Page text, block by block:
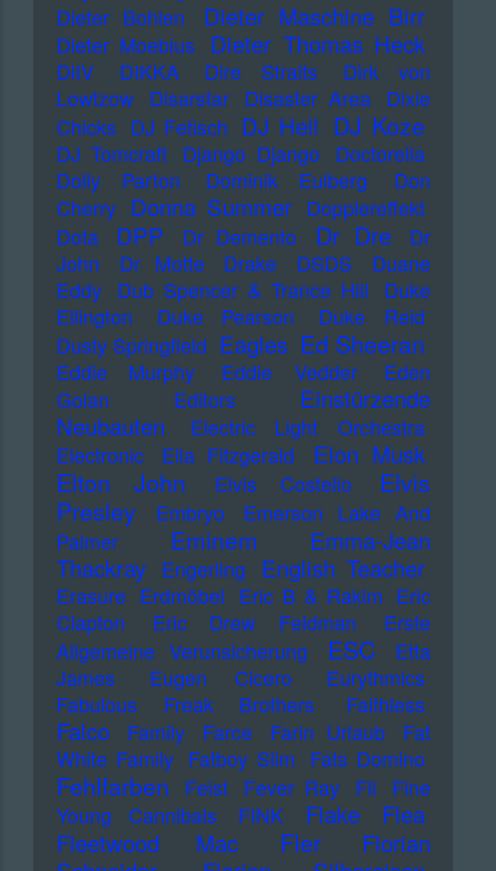
Dieter Bohlen
Dieter Maschine Birr
Dieter Moebius Dieter Thomas Heck
DiIV DIKKA Dire Straits
Dirk von
Lowtzow
Disarstar Disaster Area
Dixie
Chicks DJ Fetisch DJ Hell DJ Koze
DJ Tomcraft Django Django
Doctorella
Dolly Parton
Dominik Eulberg
Don
Cherry Donna Summer Dopplereffekt
Dota
DPP Dr Demento Dr Dre
Dr
John
Dr Motte Drake DSDS
Duane
Eddy
Dub Spencer & Trance Hill
Duke
Ellington
Duke Pearson
Duke Reid
Dusty Springfield Eagles Ed Sheeran
Eddie Murphy Eddie Vedder
Eden
Golan
Editors
Einstürzende
Neubauten
Electric Light Orchestra
Electronic
Ella Fitzgerald Elon Musk
Elton John Elvis Costello
Elvis
Presley
Embryo
Emerson Lake And
Palmer
Eminem
Emma-Jean
Thackray
Engerling English Teacher
Erasure Erdmöbel Eric B & Rakim Eric
Clapton
Eric Drew Feldman
Erste
Allgemeine Verunsicherung
ESC
Etta
James
Eugen Cicero
Eurythmics
Fabulous Freak Brothers
Faithless
Falco Family Farce Farin Urlaub
Fat
White Family Fatboy Slim Fats Domino
Fehlfarben Feist Fever Ray Fil
Fine
Young Cannibals
FINK Flake
Flea
Fleetwood Mac
Fler
Florian